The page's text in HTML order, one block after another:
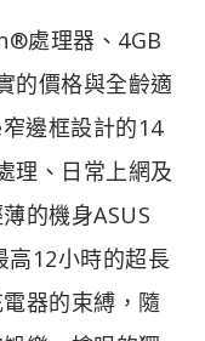
處理器、4GB
的價格與全齡適
邊框設計的14
理、日常上網及
的機身ASUS
高12小時的超長
器的束縛，隨